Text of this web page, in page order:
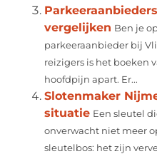
vergelijken Ben je
parkeeraanbieder bij
reizigers is het boeken
hoofdpijn apart. Er...
Slotenmaker
situatie Een sleutel
onverwacht niet meer
sleutelbos: het zijn